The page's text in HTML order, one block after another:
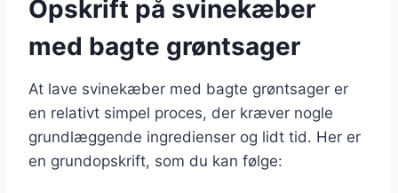
Opskrift på svinekæber
med bagte grøntsager
At lave svinekæber med bagte grøntsager er
en relativt simpel proces, der kræver nogle
grundlæggende ingredienser og lidt tid. Her er
en grundopskrift, som du kan følge: